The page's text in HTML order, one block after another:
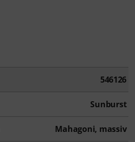
546126
Sunburst
Mahagoni, massiv